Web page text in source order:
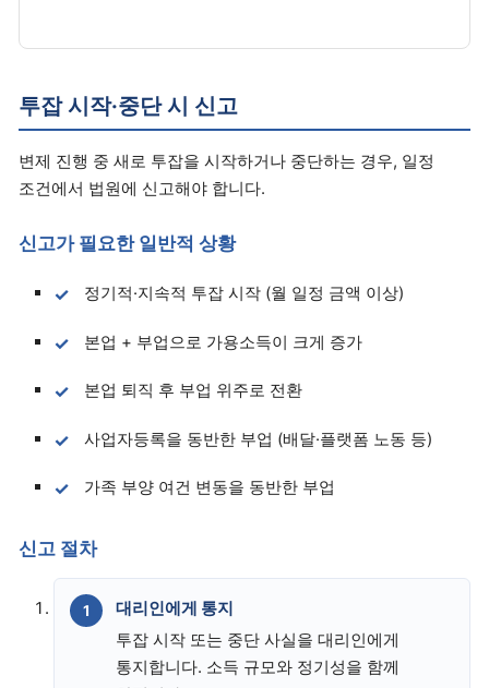
투잡 시작·중단 시 신고
변제 진행 중 새로 투잡을 시작하거나 중단하는 경우, 일정
조건에서 법원에 신고해야 합니다.
신고가 필요한 일반적 상황
정기적·지속적 투잡 시작 (월 일정 금액 이상)
본업 + 부업으로 가용소득이 크게 증가
본업 퇴직 후 부업 위주로 전환
사업자등록을 동반한 부업 (배달·플랫폼 노동 등)
가족 부양 여건 변동을 동반한 부업
신고 절차
대리인에게 통지
투잡 시작 또는 중단 사실을 대리인에게
통지합니다. 소득 규모와 정기성을 함께